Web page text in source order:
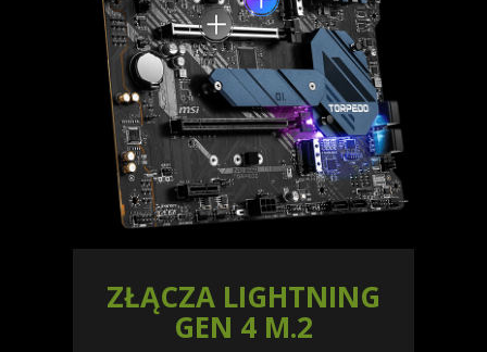
ZŁĄCZA LIGHTNING
GEN 4 M.2